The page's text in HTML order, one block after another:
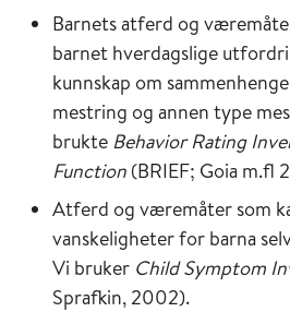
Barnets atferd og
barnet hverdagslige
kunnskap om
mestring og annen type
brukte Behavior Rating
Function (BRIEF; Goia m.fl
Atferd og væremåter som
vanskeligheter for barna
Vi bruker Child Symptom
Sprafkin, 2002).